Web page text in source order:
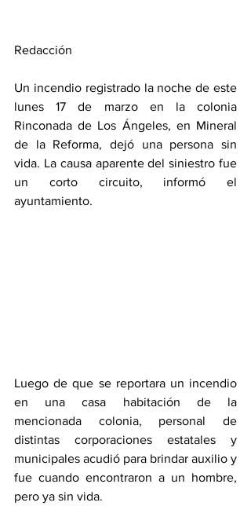
Redacción
Un incendio registrado la noche de este
lunes 17 de marzo en la colonia
Rinconada de Los Ángeles, en Mineral
de la Reforma, dejó una persona sin
vida. La causa aparente del siniestro fue
un corto circuito, informó el
ayuntamiento.
Luego de que se reportara un incendio
en una casa habitación de la
mencionada colonia, personal de
distintas corporaciones estatales y
municipales acudió para brindar auxilio y
fue cuando encontraron a un hombre,
pero ya sin vida.